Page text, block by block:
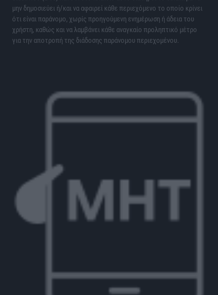
μην δημοσιεύει ή/και να αφαιρεί κάθε περιεχόμενο το οποίο κρίνει
ότι είναι παράνομο, χωρίς προηγούμενη ενημέρωση ή άδεια του
χρήστη, καθώς και να λαμβάνει κάθε αναγκαίο προληπτικό μέτρο
για την αποτροπή της διάδοσης παράνομου περιεχομένου.